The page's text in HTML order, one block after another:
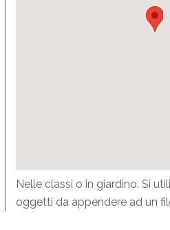
Nelle classi o in giardino. Si
oggetti da appendere ad un